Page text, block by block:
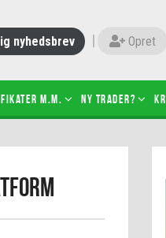
nyhedsbrev Opret
m.m. Ny trader?
Det betyder de nye ESMA-